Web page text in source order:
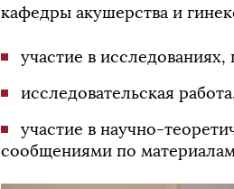
кафедры акушерства и
участие в
исследовательская
участие в научно-
сообщениями по